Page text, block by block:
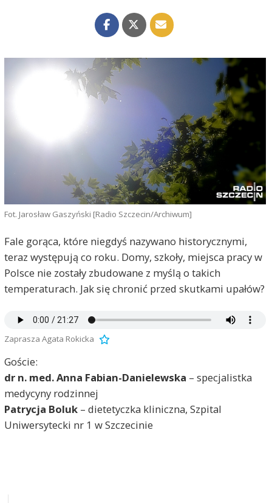
Fot. Jarosław Gaszyński [Radio Szczecin/Archiwum]
Fale gorąca, które niegdyś nazywano historycznymi,
teraz występują co roku. Domy, szkoły, miejsca pracy w
Polsce nie zostały zbudowane z myślą o takich
temperaturach. Jak się chronić przed skutkami upałów?
Zaprasza Agata Rokicka
Goście:
dr n. med. Anna Fabian-Danielewska – specjalistka
medycyny rodzinnej
Patrycja Boluk– dietetyczka kliniczna, Szpital
Uniwersytecki nr 1 w Szczecinie